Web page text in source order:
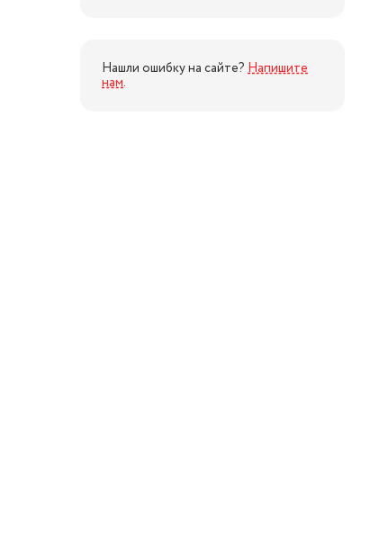
Нашли ошибку на сайте? Напишите
нам.